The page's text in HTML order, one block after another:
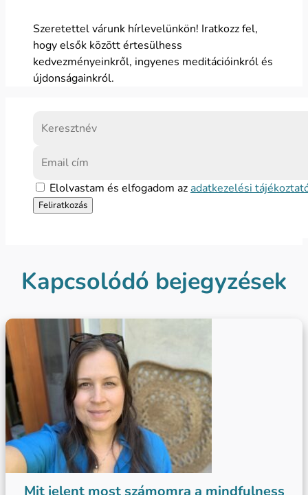
Szeretettel várunk hírlevelünkön! Iratkozz fel,
hogy elsők között értesülhess
kedvezményeinkről, ingyenes meditációinkról és
újdonságainkról.
Elolvastam és elfogadom az adatkezelési
Kapcsolódó bejegyzések
Mit jelent most számomra a mindfulness